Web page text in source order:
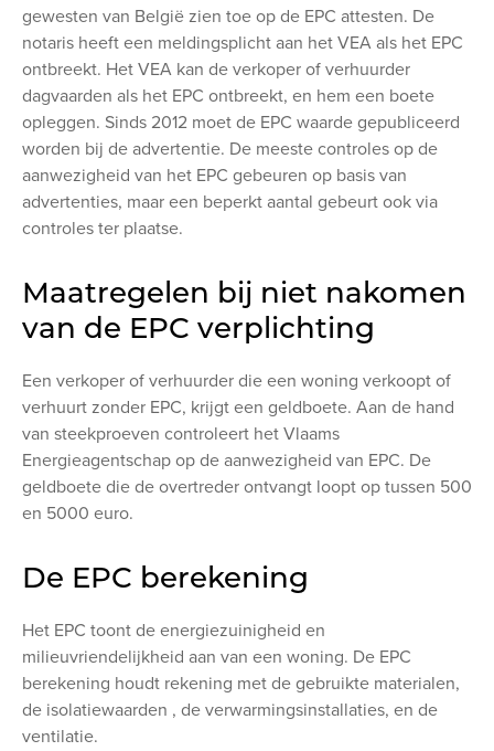
gewesten van België zien toe op de EPC attesten. De
notaris heeft een meldingsplicht aan het VEA als het EPC
ontbreekt. Het VEA kan de verkoper of verhuurder
dagvaarden als het EPC ontbreekt, en hem een boete
opleggen. Sinds 2012 moet de EPC waarde gepubliceerd
worden bij de advertentie. De meeste controles op de
aanwezigheid van het EPC gebeuren op basis van
advertenties, maar een beperkt aantal gebeurt ook via
controles ter plaatse.
Maatregelen bij niet nakomen
van de EPC verplichting
Een verkoper of verhuurder die een woning verkoopt of
verhuurt zonder EPC, krijgt een geldboete. Aan de hand
van steekproeven controleert het Vlaams
Energieagentschap op de aanwezigheid van EPC. De
geldboete die de overtreder ontvangt loopt op tussen 500
en 5000 euro.
De EPC berekening
Het EPC toont de energiezuinigheid en
milieuvriendelijkheid aan van een woning. De EPC
berekening houdt rekening met de gebruikte materialen,
de isolatiewaarden , de verwarmingsinstallaties, en de
ventilatie.